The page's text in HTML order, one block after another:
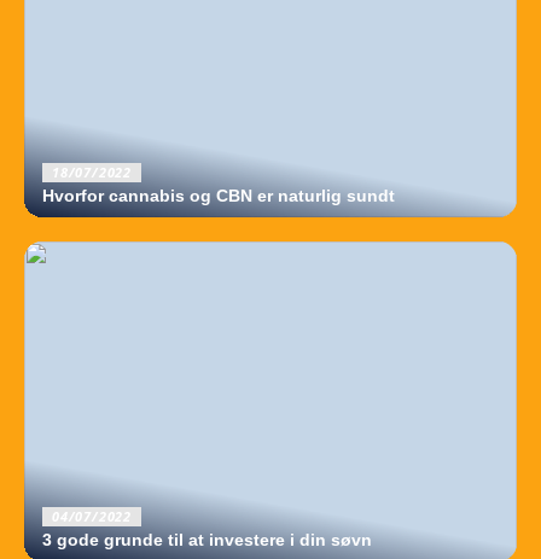
18/07/2022
Hvorfor cannabis og CBN er naturlig sundt
04/07/2022
3 gode grunde til at investere i din søvn